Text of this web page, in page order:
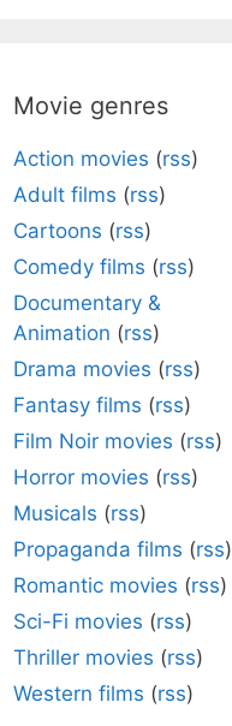
Movie genres
Action movies (rss)
Adult films (rss)
Cartoons (rss)
Comedy films (rss)
Documentary &
Animation (rss)
Drama movies (rss)
Fantasy films (rss)
Film Noir movies (rss)
Horror movies (rss)
Musicals (rss)
Propaganda films (rss)
Romantic movies (rss)
Sci-Fi movies (rss)
Thriller movies (rss)
Western films (rss)